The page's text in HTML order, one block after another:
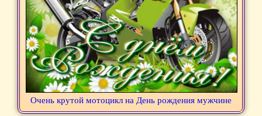
Очень крутой мотоцикл на День рождения мужчине